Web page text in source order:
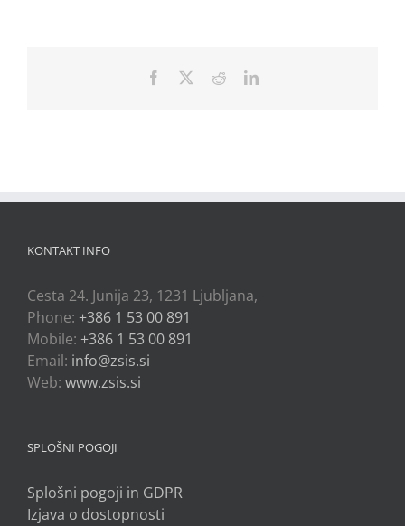
Facebook RedditLinkedIn
KONTAKT INFO
Cesta 24. Junija 23, 1231 Ljubljana,
Phone: +386 1 53 00 891
Mobile: +386 1 53 00 891
Email: info@zsis.si
Web: www.zsis.si
SPLOŠNI POGOJI
Splošni pogoji in GDPR
Izjava o dostopnosti